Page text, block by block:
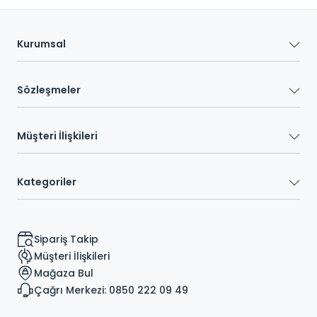
Kurumsal
Sözleşmeler
Müşteri İlişkileri
Kategoriler
Sipariş Takip
Müşteri İlişkileri
Mağaza Bul
Çağrı Merkezi: 0850 222 09 49